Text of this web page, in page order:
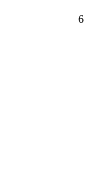
6